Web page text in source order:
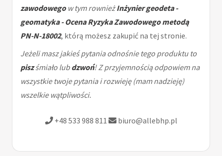
zawodowegow tym rownieżInżynier geodeta -
geomatyka - Ocena Ryzyka Zawodowego metodą
PN-N-18002, którą możesz zakupić na tej stronie.
Jeżeli masz jakieś pytania odnośnie tego produktu to
piszśmiało lubdzwoń! Z przyjemnością odpowiem na
wszystkie twoje pytania i rozwieję (mam nadzieję)
wszelkie wątpliwości.
+48 533 988 811 biuro@allebhp.pl